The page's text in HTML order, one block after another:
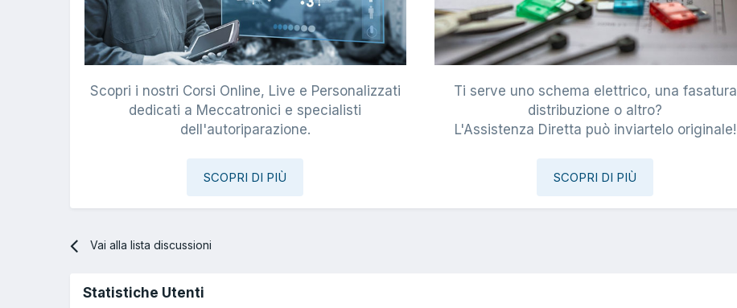
Scopri i nostri Corsi Online, Live e Personalizzati
dedicati a Meccatronici e specialisti
dell'autoriparazione.
SCOPRI DI PIÙ
Ti serve uno schema elettrico, una fasatura
distribuzione o altro?
L'Assistenza Diretta può inviartelo originale!
SCOPRI DI PIÙ
Vai alla lista discussioni
Statistiche Utenti